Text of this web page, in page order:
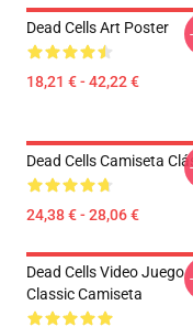
Dead Cells Art Poster
18,21 € - 42,22 €
Dead Cells Camiseta
24,38 € - 28,06 €
Dead Cells Video Juego
Classic Camiseta